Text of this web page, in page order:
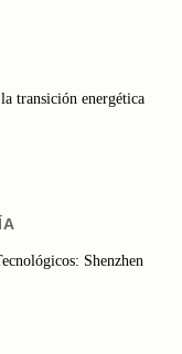
transición energética
Shenzhen